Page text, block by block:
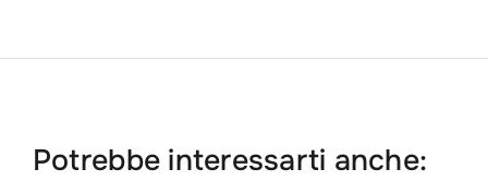
Potrebbe interessarti anche: